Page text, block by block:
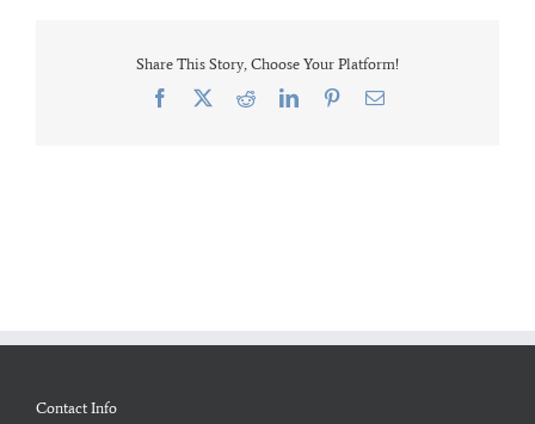
Share This Story, Choose Your Platform!
Facebook RedditLinkedInPinterestEmail
Contact Info